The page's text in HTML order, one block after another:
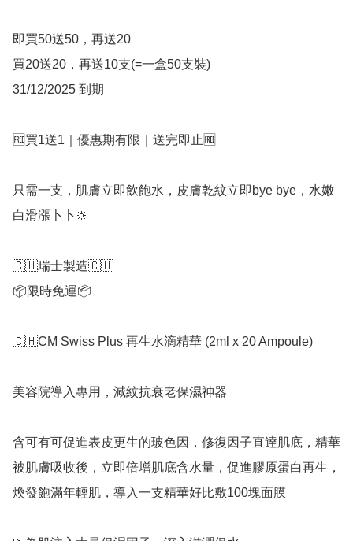
即買50送50，再送20
買20送20，再送10支(=一盒50支裝)
31/12/2025 到期
🆓買1送1｜優惠期有限｜送完即止🆓
只需一支，肌膚立即飲飽水，皮膚乾紋立即bye bye，水嫩
白滑漲卜卜🔆
🇨🇭瑞士製造🇨🇭
📦限時免運📦
🇨🇭CM Swiss Plus 再生水滴精華 (2ml x 20 Ampoule)
美容院導入專用，減紋抗衰老保濕神器
含可有可促進表皮更生的玻色因，修復因子直逹肌底，精華
被肌膚吸收後，立即倍增肌底含水量，促進膠原蛋白再生，
煥發飽滿年輕肌，導入一支精華好比敷100塊面膜